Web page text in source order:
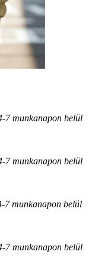
7 munkanapon belül
7 munkanapon belül
7 munkanapon belül
7 munkanapon belül